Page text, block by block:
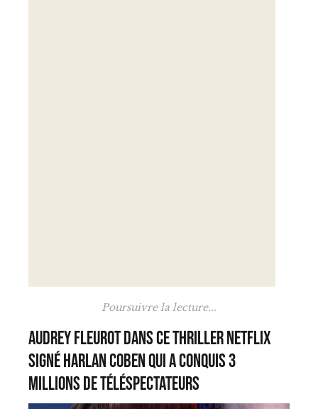
Poursuivre la lecture...
Audrey Fleurot dans ce thriller Netflix
signé Harlan Coben qui a conquis 3
millions de téléspectateurs